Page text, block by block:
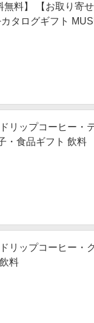
無料】 【お取り寄
タログギフト
リップコーヒー・
・食品ギフト 飲料
リップコーヒー・
料